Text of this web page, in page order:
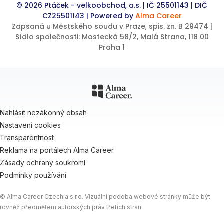
© 2026 Ptáček - velkoobchod, a.s. | IČ 25501143 | DIČ
CZ25501143 | Powered by Alma Career
Zapsaná u Městského soudu v Praze, spis. zn. B 29474 |
Sídlo společnosti: Mostecká 58/2, Malá Strana, 118 00
Praha 1
Nahlásit nezákonný obsah
Nastavení cookies
Transparentnost
Reklama na portálech Alma Career
Zásady ochrany soukromí
Podmínky používání
© Alma Career Czechia s.r.o. Vizuální podoba webové stránky může být
rovněž předmětem autorských práv třetích stran